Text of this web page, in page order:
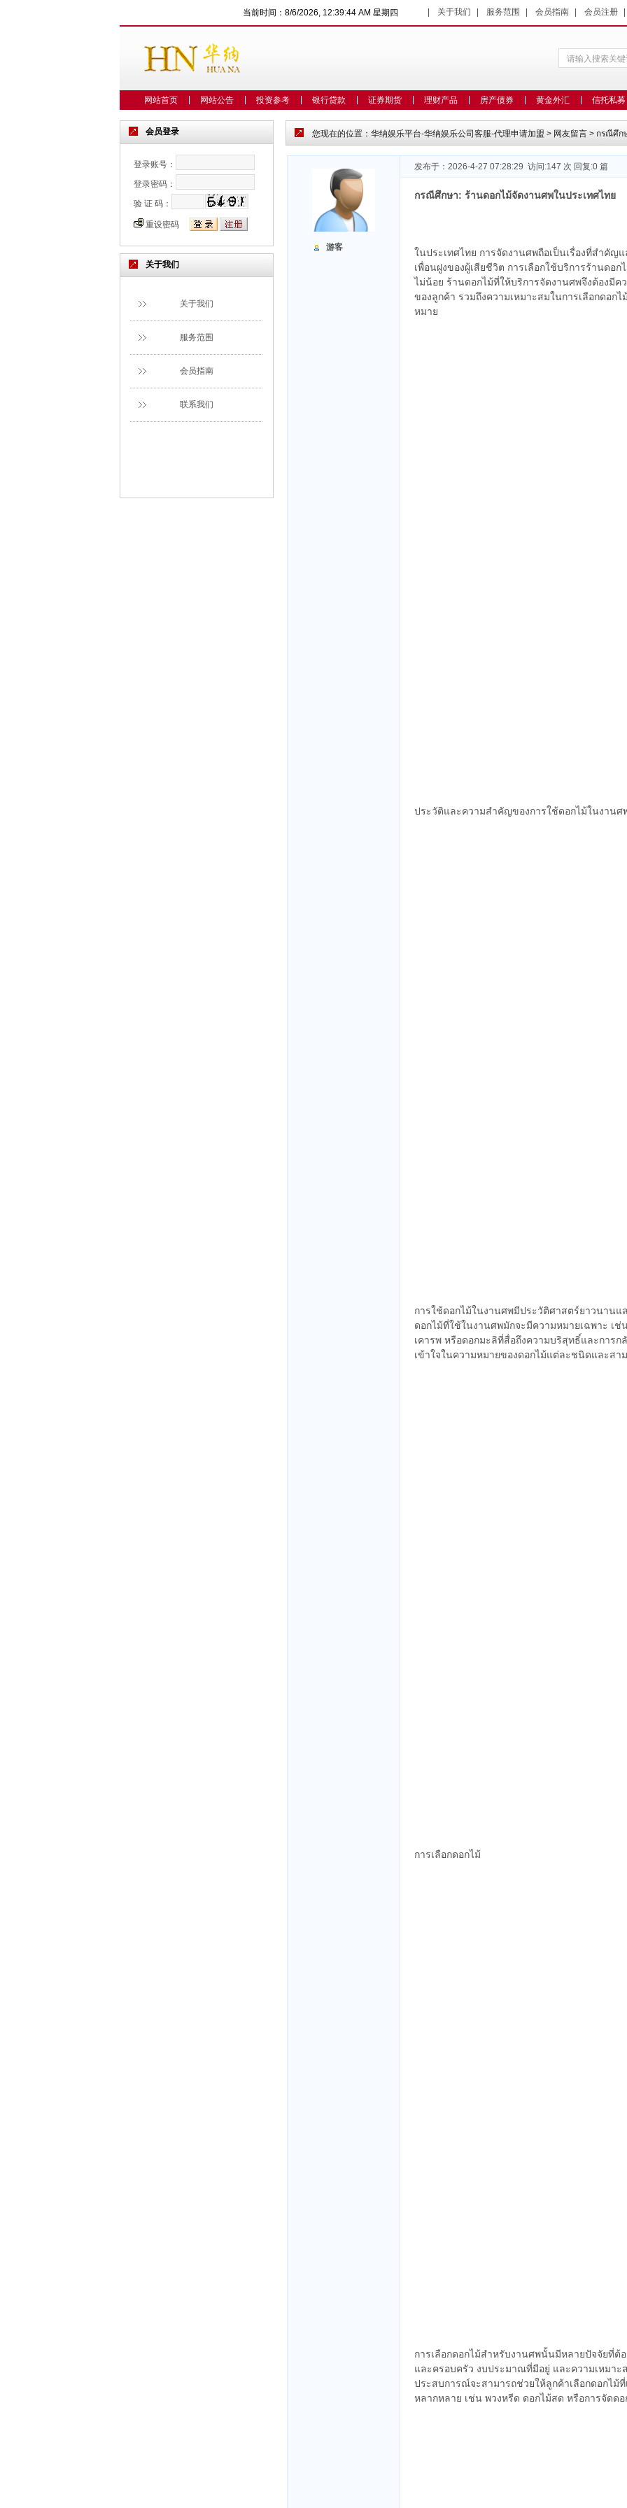
网站首页 网站公告 投资参考 银行贷款 证券期货 理财产品 房产债券 黄金外汇 信托私募
关于我们 服务范围 会员指南 会员注册
当前时间： 8/6/2026, 12:39:45 AM 星期四
游客
发布于：2026-4-27 07:28:29 访问:147 次 回复:0 篇
กรณีศึกษา: ร้านดอกไม้จัดงานศพในประเทศไทย
ในประเทศไทย การจัดงานศพถือเป็นเรื่องที่สำคั
เพื่อนฝูงของผู้เสียชีวิต การเลือกใช้บริการร้านดอ
ไม่น้อย ร้านดอกไม้ที่ให้บริการจัดงานศพจึงต้องมีค
ของลูกค้า รวมถึงความเหมาะสมในการเลือกดอก
หมาย
ประวัติและความสำคัญของการใช้ดอกไม้ในงานศ
การใช้ดอกไม้ในงานศพมีประวัติศาสตร์ยาวนาน
ดอกไม้ที่ใช้ในงานศพมักจะมีความหมายเฉพาะ เ
เคารพ หรือดอกมะลิที่สื่อถึงความบริสุทธิ์และการ
เข้าใจในความหมายของดอกไม้แต่ละชนิดและส
การเลือกดอกไม้
การเลือกดอกไม้สำหรับงานศพนั้นมีหลายปัจจัยที่
และครอบครัว งบประมาณที่มีอยู่ และความเหมา
ประสบการณ์จะสามารถช่วยให้ลูกค้าเลือกดอกไม้
หลากหลาย เช่น พวงหรีด ดอกไม้สด หรือการจัดด
您现在的位置： 华纳娱乐平台-华纳娱乐公司客服-代理申请加盟 > 网友留言 > กรณีศึก
关于我们
关于我们
服务范围
会员指南
联系我们
会员登录
登录账号：
登录密码：
验 证 码：
重设密码